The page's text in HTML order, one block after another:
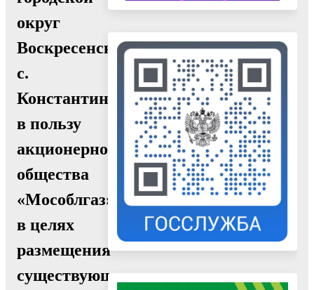
округ
Воскресенск,
с.
Константиново,
в пользу
акционерного
общества
«Мособлгаз»
в целях
размещения
существующего